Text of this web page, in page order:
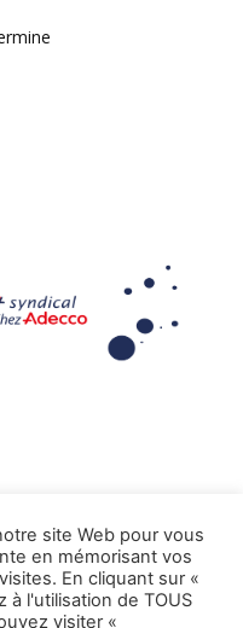
.
site Web pour vous
en mémorisant vos
En cliquant sur «
l'utilisation de TOUS
visiter «